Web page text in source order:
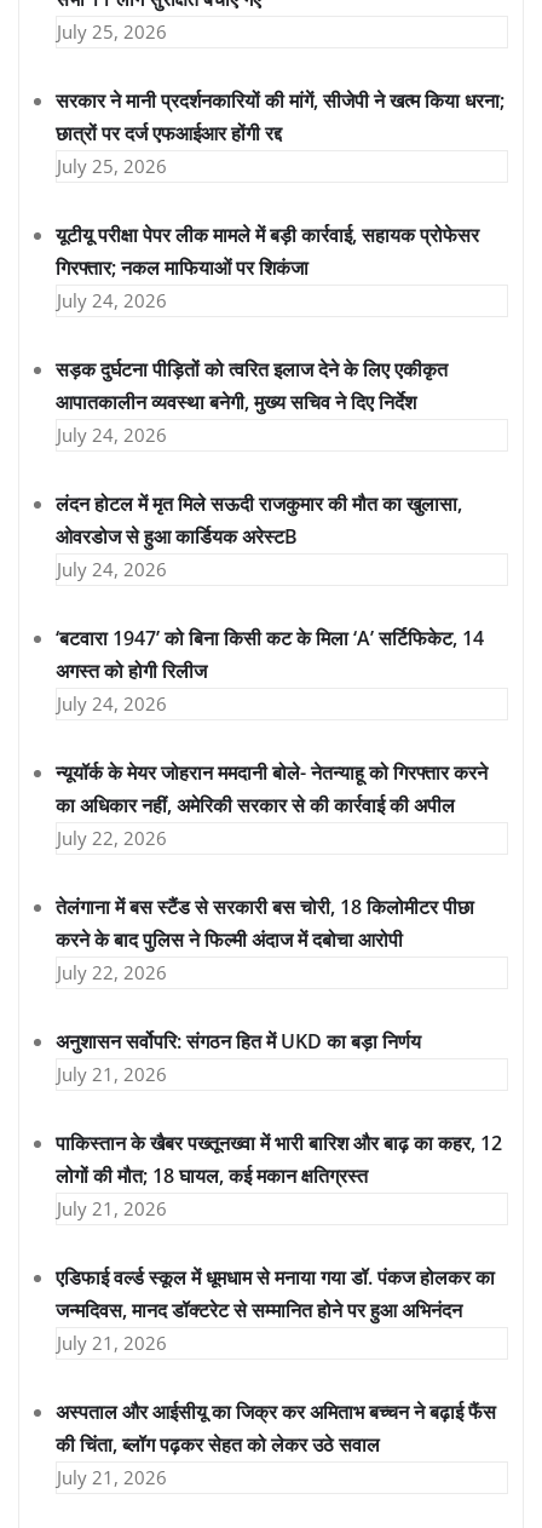
July 25, 2026
सरकार ने मानी प्रदर्शनकारियों की मांगें, सीजेपी ने खत्म किया धरना;
छात्रों पर दर्ज एफआईआर होंगी रद्द
July 25, 2026
यूटीयू परीक्षा पेपर लीक मामले में बड़ी कार्रवाई, सहायक प्रोफेसर
गिरफ्तार; नकल माफियाओं पर शिकंजा
July 24, 2026
सड़क दुर्घटना पीड़ितों को त्वरित इलाज देने के लिए एकीकृत
आपातकालीन व्यवस्था बनेगी, मुख्य सचिव ने दिए निर्देश
July 24, 2026
लंदन होटल में मृत मिले सऊदी राजकुमार की मौत का खुलासा,
ओवरडोज से हुआ कार्डियक अरेस्टB
July 24, 2026
‘बटवारा 1947’ को बिना किसी कट के मिला ‘A’ सर्टिफिकेट, 14
अगस्त को होगी रिलीज
July 24, 2026
न्यूयॉर्क के मेयर जोहरान ममदानी बोले- नेतन्याहू को गिरफ्तार करने
का अधिकार नहीं, अमेरिकी सरकार से की कार्रवाई की अपील
July 22, 2026
तेलंगाना में बस स्टैंड से सरकारी बस चोरी, 18 किलोमीटर पीछा
करने के बाद पुलिस ने फिल्मी अंदाज में दबोचा आरोपी
July 22, 2026
अनुशासन सर्वोपरि: संगठन हित में UKD का बड़ा निर्णय
July 21, 2026
पाकिस्तान के खैबर पख्तूनख्वा में भारी बारिश और बाढ़ का कहर, 12
लोगों की मौत; 18 घायल, कई मकान क्षतिग्रस्त
July 21, 2026
एडिफाई वर्ल्ड स्कूल में धूमधाम से मनाया गया डॉ. पंकज होलकर का
जन्मदिवस, मानद डॉक्टरेट से सम्मानित होने पर हुआ अभिनंदन
July 21, 2026
अस्पताल और आईसीयू का जिक्र कर अमिताभ बच्चन ने बढ़ाई फैंस
की चिंता, ब्लॉग पढ़कर सेहत को लेकर उठे सवाल
July 21, 2026